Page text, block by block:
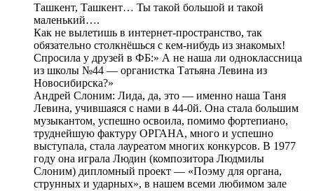
Ташкент, Ташкент… Ты такой большой и такой
маленький….
Как не вылетишь в интернет-пространство, так
обязательно столкнёшься с кем-нибудь из знакомых!
Спросила у друзей в ФБ:» А не наша ли одноклассница
из школы №44 — органистка Татьяна Левина из
Новосибирска?»
Андрей Слоним: Лида, да, это — именно наша Таня
Левина, учившаяся с нами в 44-0й. Она стала большим
музыкантом, успешно освоила, помимо фортепиано,
труднейшую фактуру ОРГАНА, много и успешно
выступала, стала лауреатом многих конкурсов. В 1977
году она играла Людин (композитора Людмилы
Слоним) дипломный проект — «Поэму для органа,
струнных и ударных», в нашем всеми любимом зале